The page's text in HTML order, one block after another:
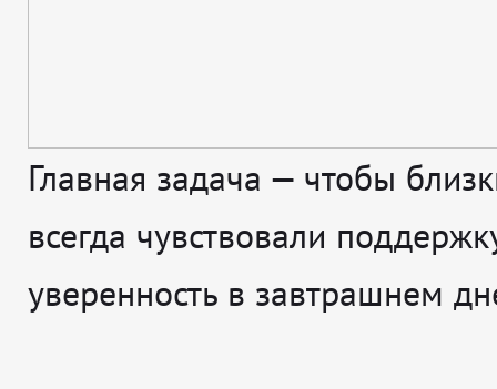
Главная задача — чтобы
всегда чувствовали
уверенность в завтрашнем